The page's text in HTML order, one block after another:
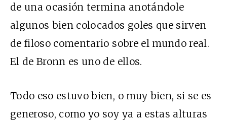
de una ocasión termina anotándole
algunos bien colocados goles que sirven
de filoso comentario sobre el mundo real.
El de Bronn es uno de ellos.
Todo eso estuvo bien, o muy bien, si se es
generoso, como yo soy ya a estas alturas